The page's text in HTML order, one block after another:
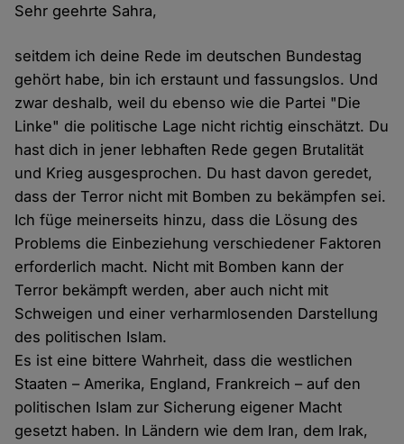
Sehr geehrte Sahra,
seitdem ich deine Rede im deutschen Bundestag
gehört habe, bin ich erstaunt und fassungslos. Und
zwar deshalb, weil du ebenso wie die Partei "Die
Linke" die politische Lage nicht richtig einschätzt. Du
hast dich in jener lebhaften Rede gegen Brutalität
und Krieg ausgesprochen. Du hast davon geredet,
dass der Terror nicht mit Bomben zu bekämpfen sei.
Ich füge meinerseits hinzu, dass die Lösung des
Problems die Einbeziehung verschiedener Faktoren
erforderlich macht. Nicht mit Bomben kann der
Terror bekämpft werden, aber auch nicht mit
Schweigen und einer verharmlosenden Darstellung
des politischen Islam.
Es ist eine bittere Wahrheit, dass die westlichen
Staaten – Amerika, England, Frankreich – auf den
politischen Islam zur Sicherung eigener Macht
gesetzt haben. In Ländern wie dem Iran, dem Irak,